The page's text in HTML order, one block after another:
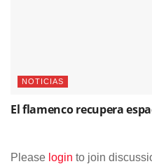
NOTICIAS
El flamenco recupera
Please login to join